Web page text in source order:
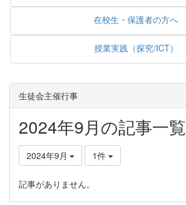
在校生・保護者の方へ
授業実践（探究/ICT）
生徒会主催行事
2024年9月の記事一覧
2024年9月 1件
記事がありません。